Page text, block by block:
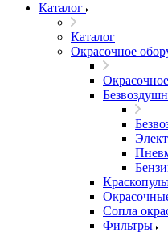
Каталог
Каталог
Окрасочное
Сопла
Фильтры